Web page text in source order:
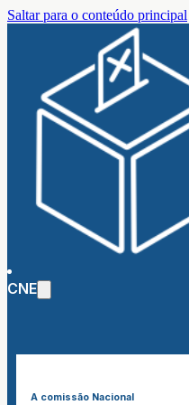
Saltar para o conteúdo principal
CNE
A comissão Nacional